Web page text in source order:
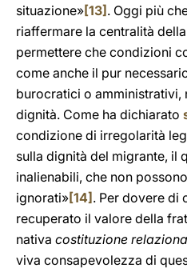
situazione»[13] . Oggi più
riaffermare la centralità
permettere che condizioni
come anche il pur
burocratici o amministrativi,
dignità. Come ha dichiarato
condizione di irregolarità
sulla dignità del migrante, il
inalienabili, che non
ignorati»[14] . Per dovere di
recuperato il valore della
nativa costituzione
viva consapevolezza di